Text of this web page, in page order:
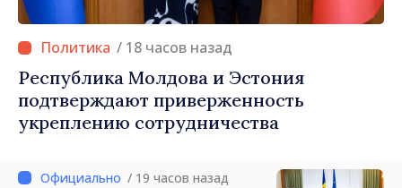
/ 18 часов назад
Республика Молдова и Эстония
подтверждают приверженность
укреплению сотрудничества
/ 19 часов назад